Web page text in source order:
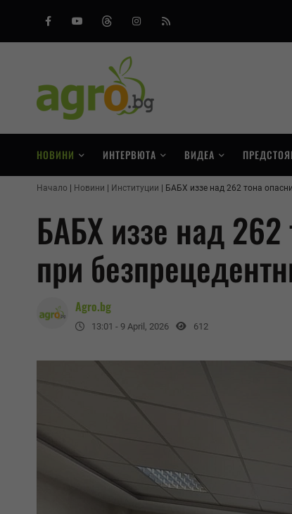
FacebookYoutubeThreadsInstagram
RSS
НОВИНИ ИНТЕРВЮТА ВИДЕА
Начало Новини Институции БАБХ иззе над 262 тона
БАБХ иззе над 262
при
Agro.bg
13:01 - 9 April, 2026 612